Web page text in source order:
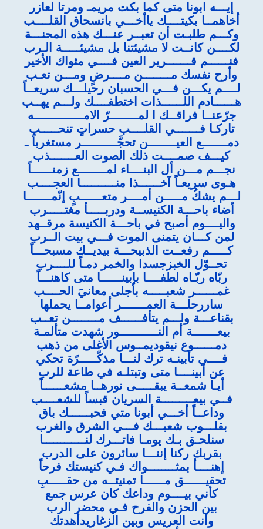
إيـــه ابونا متى كما بكت مريمـ ومرتا لعازر
أخاهمــا بكيتــــك ياأخـــي بانسحاق القلــــب
وكـــم طلبـت أن تعبــر عنـــك هذه المحنـــة
لكــــن كانــت لا مشيئتنا بل مشيئـــــة الـرب
فنــــــم قـــــــرير العين فــــي مثواك الأخير
وأرح نفسك مــــــــن مــــرضٍ ومـــن تعـب
لــــم يكـــن فـــي الحسبان رحيلـــك سريعــاً
هــــــادم اللــــــذات اختطفــــك ولـــم يهــب
جرّعنــا فراقــك ا لمــــــــرّ الامــــــــــــــه
تاركـا فـــــــي القلــــب حسراتٍ تنحـــــب
دمـــــــع العيــــــــن تحجَّــــــــــر مستغرباً ـ
كيـــف صمــــت ذلك الصوت العـــــــذب
نجـــم مـــن أل البنــــاء لمــــــــع زمنــــــاً
هـوى سريعـاً آخــــــذا منــــــــــا العجــــب
لـــم يشكُ مـــــن أمــــر متعــــــبٍ إنّمـــــــا
أضاء باحـــة الكنيســة ودربـــــأ مغتـــــرب
واليــــوم أصبح في باحـــة الكنيسة مرقــهد
لمن كـــان يتمنى الموت فـــي بيت الــرب
كـــــم رفعــت الذبيحـــة بيديــك مسبحـــاً
تحــوّل الخبزجسدا والخمر دمـاً للــــرب
ربّاه ربّـاه لطفــــا بإبينــــــا متى كاهنـــاً
غمــــــر شعبـــــه بأجلى معانيَ الحــــب
ساررحلـــة العمـــــــر أعوامــا يحملها
بقناعـــة ولـــم يتأفــــــف مــــــــن تعــب
بيعـــــــة أم النـــــــــــور شهدت متألمـة
دمــــــوع نيقوديمــوس الأغلى من ذهب
فــــي تأبينـه ترك لنـــا مذكّـــــرًة تحكي
عن أبينــــا متى وتبتلـه في طاعة للرب
أيـا شمعــة يبقـــــى نورهــا مشعــــــاً
فــي بيعـــــــــة السريان قبساً للشعــــب
وداعــاً أخـــي أبونا متي فحبــــــك باق
بقلـــوب شعبـــك فـــي الشرق والغرب
سنلحـق بـك يومـا فاتـــرك لنــــــــــــا
بقربك ركنا إننـــا سائرون على الدرب
إهنــــأ بمثــــــــواك فـي كنيستك فرحاً
تحقيــــــق مــــــا تمنيتــه من حقـــــبِ
كأني بيــــوم وداعك كان عرس جمع
بين الحزن والفرح فـي محضر الرب
وأنت العريس وبين الزغاريدأهدتك